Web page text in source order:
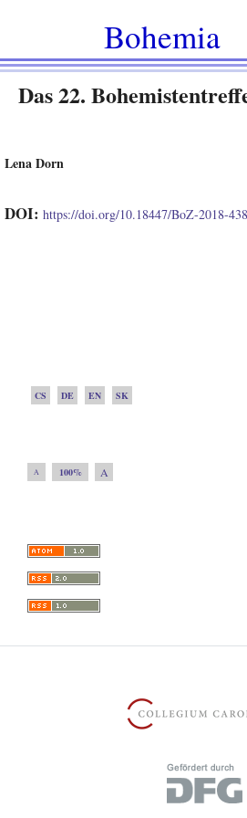
Bohemia
Das 22.
Lena Dorn
DOI: https://doi.org/10.18447/BoZ-2018-
CS DE EN SK
A 100% A